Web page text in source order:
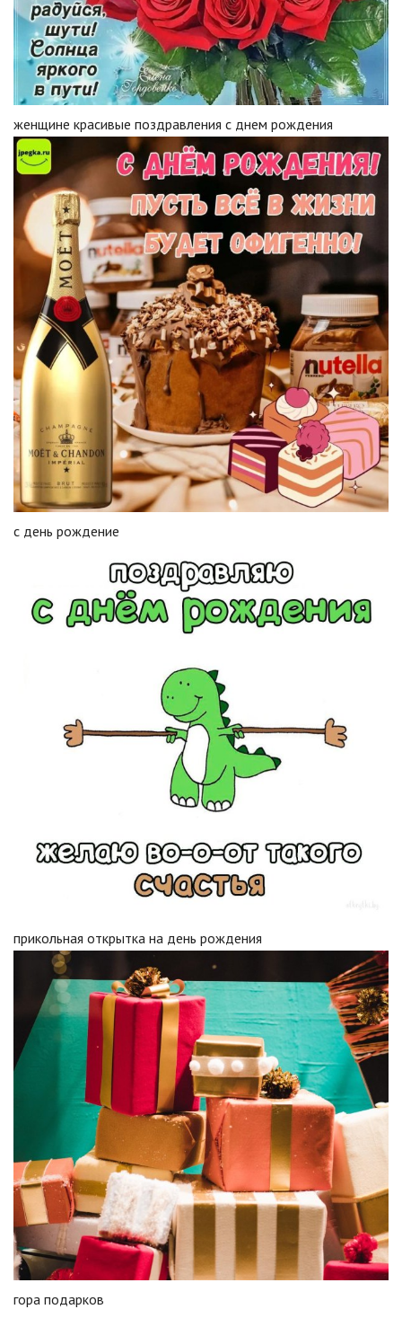
женщине красивые поздравления с днем рождения
с день рождение
прикольная открытка на день рождения
гора подарков